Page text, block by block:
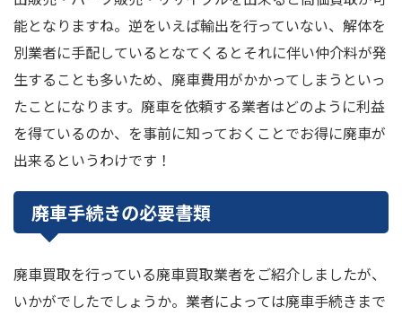
能となりますね。逆をいえば輸出を行っていない、解体を
別業者に手配しているとなてくるとそれに伴い仲介料が発
生することも多いため、廃車費用がかかってしまうといっ
たことになります。廃車を依頼する業者はどのように利益
を得ているのか、を事前に知っておくことでお得に廃車が
出来るというわけです！
廃車手続きの必要書類
廃車買取を行っている廃車買取業者をご紹介しましたが、
いかがでしたでしょうか。業者によっては廃車手続きまで